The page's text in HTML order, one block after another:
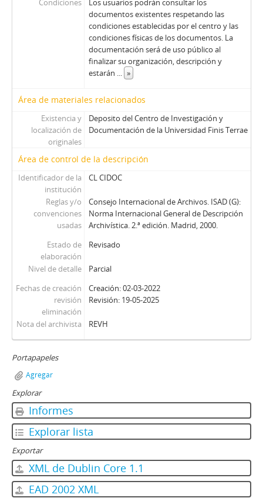
Condiciones
Los usuarios podrán consultar los
documentos existentes respetando las
condiciones establecidas por el centro y las
condiciones físicas de los documentos. La
documentación será de uso público al
finalizar su organización, descripción y
estarán ... »
Área de materiales relacionados
Existencia y
localización de
originales
Deposito del Centro de Investigación y
Documentación de la Universidad Finis Terrae
Área de control de la descripción
Identificador de la
institución
CL CIDOC
Reglas y/o
convenciones
usadas
Consejo Internacional de Archivos. ISAD (G):
Norma Internacional General de Descripción
Archivística. 2.ª edición. Madrid, 2000.
Estado de
elaboración
Revisado
Nivel de detalle
Parcial
Fechas de creación
revisión
eliminación
Creación: 02-03-2022
Revisión: 19-05-2025
Nota del archivista REVH
Portapapeles
Agregar
Explorar
Informes
Explorar lista
Exportar
XML de Dublin Core 1.1
EAD 2002 XML